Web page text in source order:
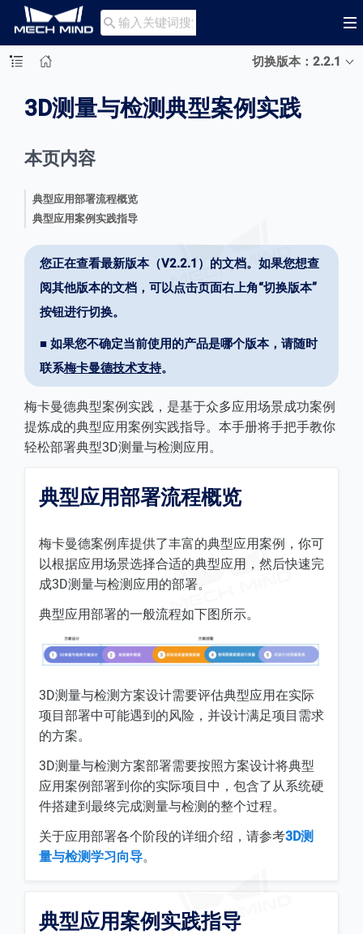

切换版本：2.2.1
3D测量与检测典型案例实践
本页内容
典型应用部署流程概览
典型应用案例实践指导
您正在查看最新版本（V2.2.1）的文档。如果您想查
阅其他版本的文档，可以点击页面右上角“切换版本”
按钮进行切换。
■ 如果您不确定当前使用的产品是哪个版本，请随时
联系梅卡曼德技术支持。
梅卡曼德典型案例实践，是基于众多应用场景成功案例
提炼成的典型应用案例实践指导。本手册将手把手教你
轻松部署典型3D测量与检测应用。
典型应用部署流程概览
梅卡曼德案例库提供了丰富的典型应用案例，你可
以根据应用场景选择合适的典型应用，然后快速完
成3D测量与检测应用的部署。
典型应用部署的一般流程如下图所示。
3D测量与检测方案设计需要评估典型应用在实际
项目部署中可能遇到的风险，并设计满足项目需求
的方案。
3D测量与检测方案部署需要按照方案设计将典型
应用案例部署到你的实际项目中，包含了从系统硬
件搭建到最终完成测量与检测的整个过程。
关于应用部署各个阶段的详细介绍，请参考3D测
量与检测学习向导。
典型应用案例实践指导